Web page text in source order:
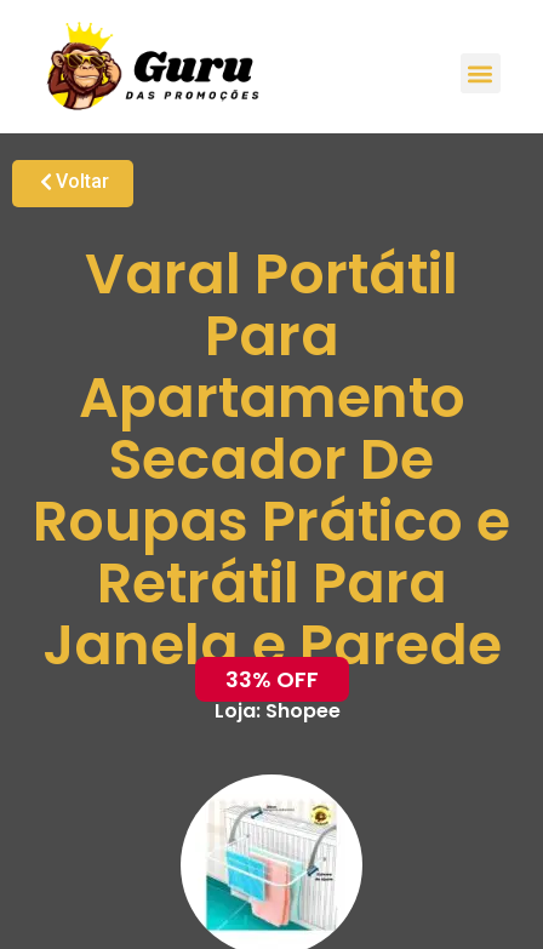
Voltar
Varal Portátil
Para
Apartamento
Secador De
Roupas Prático e
Retrátil Para
Janela e Parede
33% OFF
Loja:Shopee